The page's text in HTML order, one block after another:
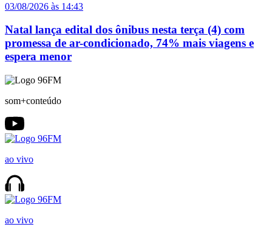
03/08/2026 às 14:43
Natal lança edital dos ônibus nesta terça (4) com
promessa de ar-condicionado, 74% mais viagens e
espera menor
som+conteúdo
ao vivo
ao vivo